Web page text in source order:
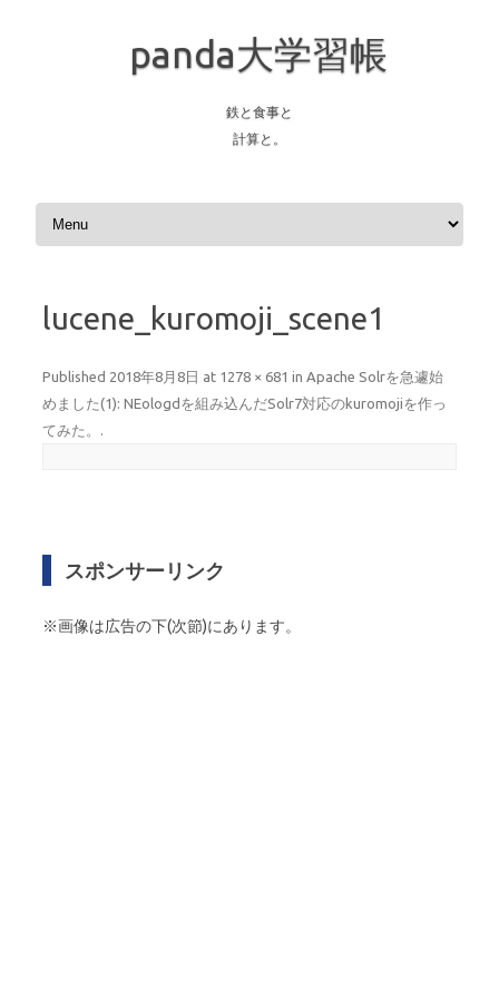
panda大学習帳
鉄と食事と
計算と。
Skip to content
lucene_kuromoji_scene1
Published 2018年8月8日 at 1278 × 681 in Apache Solrを急遽始
めました(1): NEologdを組み込んだSolr7対応のkuromojiを作っ
てみた。 .
スポンサーリンク
※画像は広告の下(次節)にあります。